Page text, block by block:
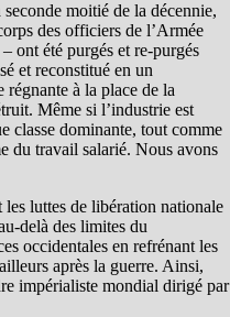
seconde moitié de la décennie,
des officiers de l’Armée
ont été purgés et re-purgés
et reconstitué en un
à la place de la
Même si l’industrie est
classe dominante, tout comme
du travail salarié. Nous avons
luttes de libération nationale
delà des limites du
occidentales en refrénant les
après la guerre. Ainsi,
impérialiste mondial dirigé par